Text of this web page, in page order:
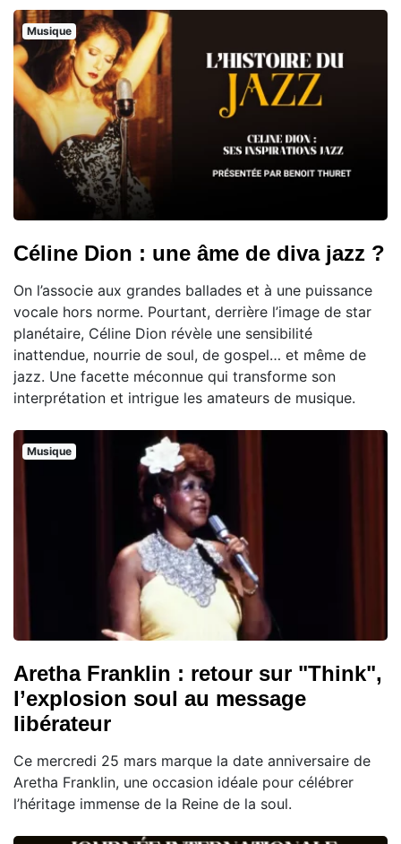
Musique
Céline Dion : une âme de diva jazz ?
On l’associe aux grandes ballades et à une puissance
vocale hors norme. Pourtant, derrière l’image de star
planétaire, Céline Dion révèle une sensibilité
inattendue, nourrie de soul, de gospel… et même de
jazz. Une facette méconnue qui transforme son
interprétation et intrigue les amateurs de musique.
Musique
Aretha Franklin : retour sur "Think",
l’explosion soul au message
libérateur
Ce mercredi 25 mars marque la date anniversaire de
Aretha Franklin, une occasion idéale pour célébrer
l’héritage immense de la Reine de la soul.